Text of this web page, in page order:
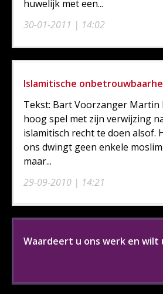
30-01-2011 | 14:02
huwelijk met een...
Islamitische
29-09-2010 | 14:21
Tekst: Bart Voorzanger Martin
hoog spel met zijn verwijzing
islamitisch recht te doen alsof.
ons dwingt geen enkele
maar...
Waardeert u ons werk en wilt